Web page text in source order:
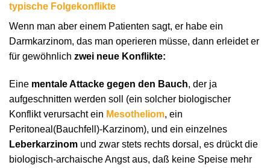
typische Folgekonflikte
Wenn man aber einem Patienten sagt, er habe ein
Darmkarzinom, das man operieren müsse, dann erleidet er
für gewöhnlich zwei neue Konflikte:
Eine mentale Attacke gegen den Bauch, der ja
aufgeschnitten werden soll (ein solcher biologischer
Konflikt verursacht ein Mesotheliom, ein
Peritoneal(Bauchfell)-Karzinom), und ein einzelnes
Leberkarzinom und zwar stets rechts dorsal, es drückt die
biologisch-archaische Angst aus, daß keine Speise mehr